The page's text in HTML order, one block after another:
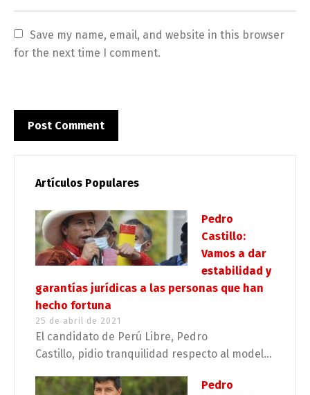
Save my name, email, and website in this browser
for the next time I comment.
Artículos Populares
Pedro
Castillo:
Vamos a dar
estabilidad y
garantías jurídicas a las personas que han
hecho fortuna
25 de abril de 2021
El candidato de Perú Libre, Pedro
Castillo, pidio tranquilidad respecto al model...
Pedro